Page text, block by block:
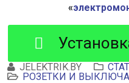
«
JELEKTRIK.BY
РОЗЕТКИ И